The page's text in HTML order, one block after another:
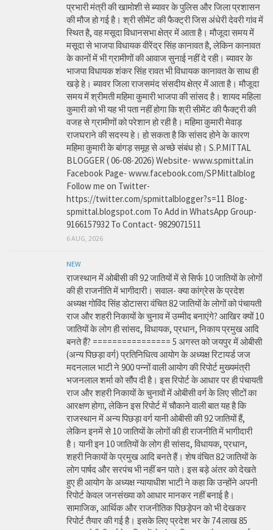
प्रभारी मंत्री की खामोशी से ब्यावर के पुलिस और जिला प्रशासन
की मौज हो गई है। श्री सीमेंट की फैक्ट्री जिस अंधेरी देवरी गांव में
स्थित है, वह मसूदा विधानसभा क्षेत्र में आता है। मौजूदा समय में
मसूदा से भाजपा विधायक वीरेंद्र सिंह कानावत है, लेकिन कानावत
के कानों में भी ग्रामीणों की आवाज सुनाई नहीं दे रही। ब्यावर के
भाजपा विधायक शंकर सिंह रावत भी विधायक कानावत के साथ ही
खड़े हे। ब्यावर जिला राजसमंद संसदीय क्षेत्र में आता है। मौजूदा
समय में श्रीमती महिमा कुमारी भाजपा की सांसद है। शायद महिला
कुमारी को भी यह भी पता नहीं होगा कि श्री सीमेंट की फैक्ट्री की
वजह से ग्रामीणों को परेशान हो रही है। महिमा कुमारी मेवाड़
राजघराने की सदस्य हे। हो सकता है कि सांसद होने के कारण
महिमा कुमारी के बांगड़ समूह से अच्छे संबंध हो। S.P.MITTAL
BLOGGER ( 06-08-2026) Website- www.spmittal.in
Facebook Page- www.facebook.com/SPMittalblog
Follow me on Twitter-
https://twitter.com/spmittalblogger?s=11 Blog-
spmittal.blogspot.com To Add in WhatsApp Group-
9166157932 To Contact- 9829071511
6 AUG, 2026
NEW
राजस्थान में ओबीसी की 92 जातियों में से सिर्फ 10 जातियों के लोगों
की ही राजनीति में भागीदारी। सवाल- क्या कांग्रेस के प्रदेश
अध्यक्ष गोविंद सिंह डोटासरा वंचित 82 जातियों के लोगों को पंचायती
राज और शहरी निकायों के चुनाव में उम्मीद बनाएंगे? आखिर क्यों 10
जातियों के लोग ही सांसद, विधायक, प्रधान, निकाय प्रमुख आदि
बनते हैं? ================ 5 अगस्त को जयपुर में ओबीसी
(अन्य पिछड़ा वर्ग) प्रतिनिधित्व आयोग के अध्यक्ष रिटायर्ड जज
मदनलाल भाटी ने 900 पन्नों वाली आयोग की रिपोर्ट मुख्यमंत्री
भजनलाल शर्मा को सौंप दी है। इस रिपोर्ट के आधार पर ही पंचायती
राज और शहरी निकायों के चुनावों में ओबीसी वर्ग के लिए सीटों का
आरक्षण होगा, लेकिन इस रिपोर्ट में चौकाने वाली बात यह है कि
राजस्थान में अन्य पिछड़ा वर्ग यानी ओबीसी की 92 जातियों हैं,
लेकिन इनमें से 10 जातियों के लोगों की ही राजनीति में भागीदारी
है। यानी इन 10 जातियों के लोग ही सांसद, विधायक, प्रधान,
शहरी निकायों के प्रमुख आदि बनते हैं। शेष वंचित 82 जातियों के
लोग पार्षद और सरपंच भी नहीं बन पाते। इस बड़े अंतर को देखते
हुए ही आयोग के अध्यक्ष न्यायाधीश भाटी ने कहा कि उन्होंने अपनी
रिपोर्ट केवल जनसंख्या को आधार मानकर नहीं बनाई है।
सामाजिक, आर्थिक और राजनीतिक पिछड़ेपन को भी देखकर
रिपोर्ट तैयार की गई है। इसके लिए प्रदेश भर के 74 लाख 85